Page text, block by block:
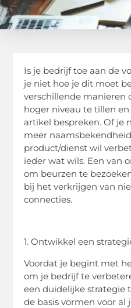
Is je bedrijf toe aan de
je niet hoe je dit moet
verschillende manieren
hoger niveau te tillen
artikel bespreken. Of je
meer
product/dienst wil
ieder wat wils. Een van
om beurzen te
bij het verkrijgen van
connecties.
1. Ontwikkel een
Voordat je begint met
om je bedrijf te
een duidelijke strategie
de basis vormen voor al